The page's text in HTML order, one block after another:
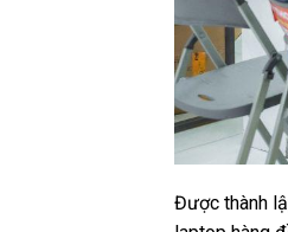
Được thành